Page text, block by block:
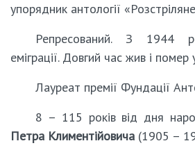
упорядник антології
Репресований. З 1944
еміграції. Довгий час жив і
Лауреат премії Фундації
8 – 115 років від дня
Петра Климентійовича (1905 –